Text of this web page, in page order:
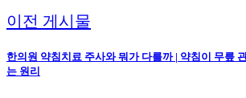
이전 게시물
한의원 약침치료 주사와 뭐가 다를까 | 약침이 무릎
는 원리